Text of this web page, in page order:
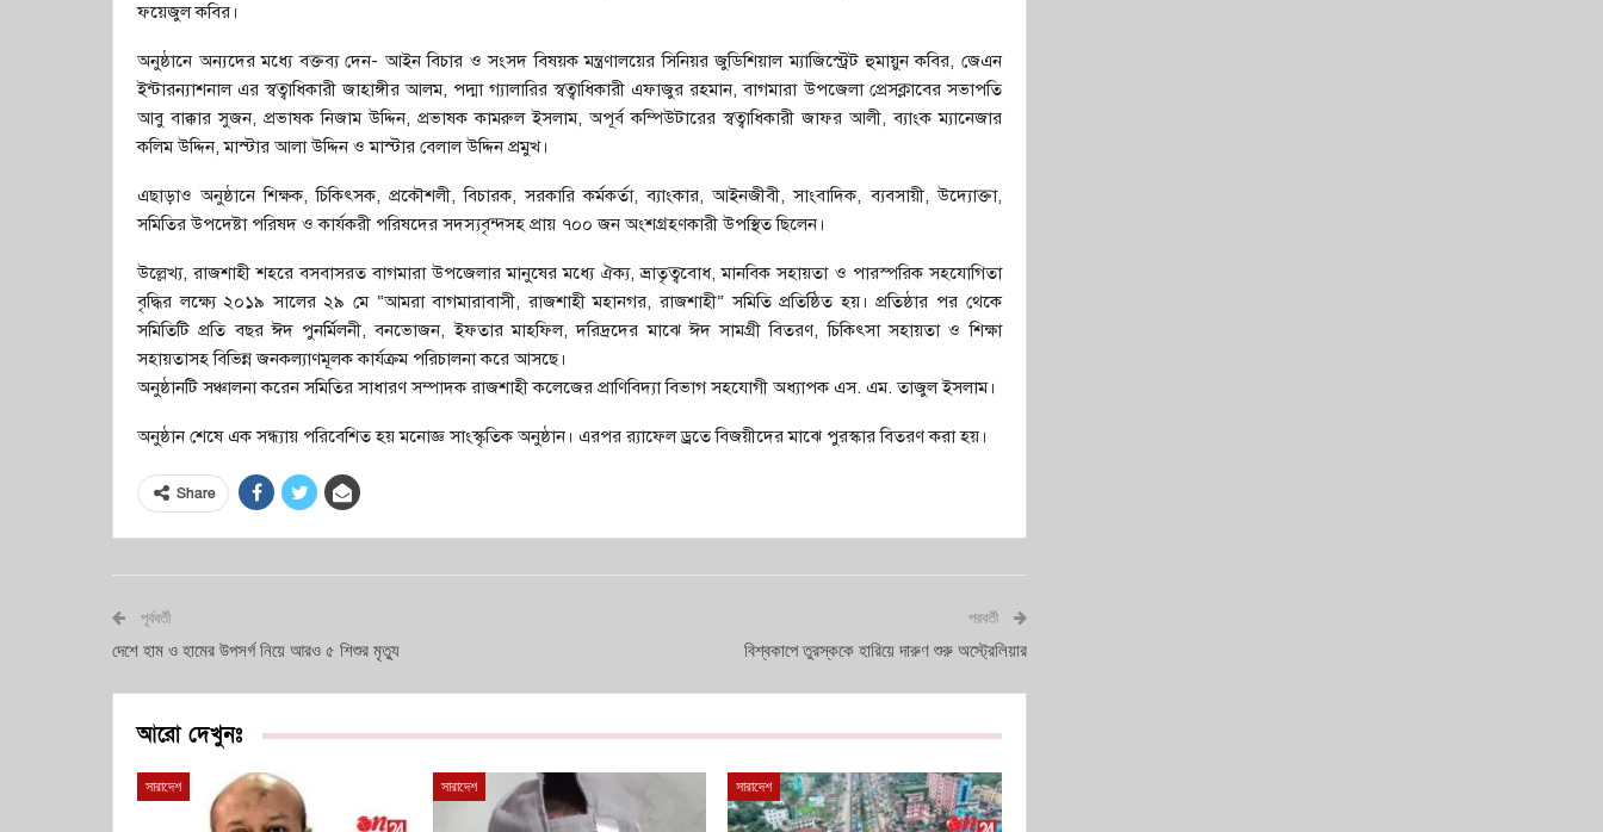
ফয়েজুল কবির।
অনুষ্ঠানে অন্যদের মধ্যে বক্তব্য দেন- আইন বিচার ও সংসদ বিষয়ক মন্ত্রণালয়ের সিনিয়র জুডিশিয়াল ম্যাজিস্ট্রেট হুমায়ুন কবির, জেএন
ইন্টারন্যাশনাল এর স্বত্বাধিকারী জাহাঙ্গীর আলম, পদ্মা গ্যালারির স্বত্বাধিকারী এফাজুর রহমান, বাগমারা উপজেলা প্রেসক্লাবের সভাপতি
আবু বাক্কার সুজন, প্রভাষক নিজাম উদ্দিন, প্রভাষক কামরুল ইসলাম, অপূর্ব কম্পিউটারের স্বত্বাধিকারী জাফর আলী, ব্যাংক ম্যানেজার
কলিম উদ্দিন, মাস্টার আলা উদ্দিন ও মাস্টার বেলাল উদ্দিন প্রমুখ।
এছাড়াও অনুষ্ঠানে শিক্ষক, চিকিৎসক, প্রকৌশলী, বিচারক, সরকারি কর্মকর্তা, ব্যাংকার, আইনজীবী, সাংবাদিক, ব্যবসায়ী, উদ্যোক্তা,
সমিতির উপদেষ্টা পরিষদ ও কার্যকরী পরিষদের সদস্যবৃন্দসহ প্রায় ৭০০ জন অংশগ্রহণকারী উপস্থিত ছিলেন।
উল্লেখ্য, রাজশাহী শহরে বসবাসরত বাগমারা উপজেলার মানুষের মধ্যে ঐক্য, ভ্রাতৃত্ববোধ, মানবিক সহায়তা ও পারস্পরিক সহযোগিতা
বৃদ্ধির লক্ষ্যে ২০১৯ সালের ২৯ মে “আমরা বাগমারাবাসী, রাজশাহী মহানগর, রাজশাহী” সমিতি প্রতিষ্ঠিত হয়। প্রতিষ্ঠার পর থেকে
সমিতিটি প্রতি বছর ঈদ পুনর্মিলনী, বনভোজন, ইফতার মাহফিল, দরিদ্রদের মাঝে ঈদ সামগ্রী বিতরণ, চিকিৎসা সহায়তা ও শিক্ষা
সহায়তাসহ বিভিন্ন জনকল্যাণমূলক কার্যক্রম পরিচালনা করে আসছে।
অনুষ্ঠানটি সঞ্চালনা করেন সমিতির সাধারণ সম্পাদক রাজশাহী কলেজের প্রাণিবিদ্যা বিভাগ সহযোগী অধ্যাপক এস. এম. তাজুল ইসলাম।
অনুষ্ঠান শেষে এক সন্ধ্যায় পরিবেশিত হয় মনোজ্ঞ সাংস্কৃতিক অনুষ্ঠান। এরপর র‍্যাফেল ড্রতে বিজয়ীদের মাঝে পুরস্কার বিতরণ করা হয়।
Share
পূর্ববর্তী
দেশে হাম ও হামের উপসর্গ নিয়ে আরও ৫ শিশুর মৃত্যু
পরবর্তী
বিশ্বকাপে তুরস্ককে হারিয়ে দারুণ শুরু অস্ট্রেলিয়ার
আরো দেখুনঃ
সারাদেশ সারাদেশ সারাদেশ